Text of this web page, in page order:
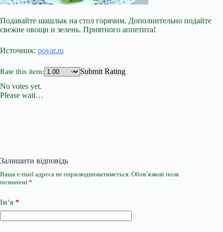
Подавайте шашлык на стол горячим. Дополнительно подайте
свежие овощи и зелень. Приятного аппетита!
Источник: povar.ru
Rate this item:
Submit Rating
No votes yet.
Please wait…
Залишити відповідь
Ваша e-mail адреса не оприлюднюватиметься. Обов’язкові поля
позначені *
Ім’я *